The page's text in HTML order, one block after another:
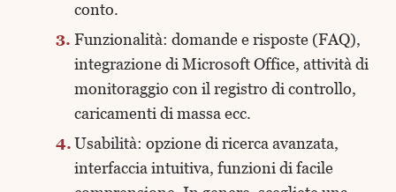
conto.
Funzionalità: domande e risposte (FAQ),
integrazione di Microsoft Office, attività di
monitoraggio con il registro di controllo,
caricamenti di massa ecc.
Usabilità: opzione di ricerca avanzata,
interfaccia intuitiva, funzioni di facile